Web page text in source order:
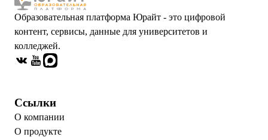
Образовательная платформа Юрайт - это цифровой
контент, сервисы, данные для университетов и
колледжей.
Ссылки
О компании
О продукте